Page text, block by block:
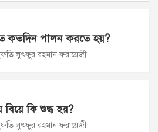
কতদিন পালন করতে হয়?
লুৎফুর রহমান ফরায়েজী
কি শুদ্ধ হয়?
লুৎফুর রহমান ফরায়েজী